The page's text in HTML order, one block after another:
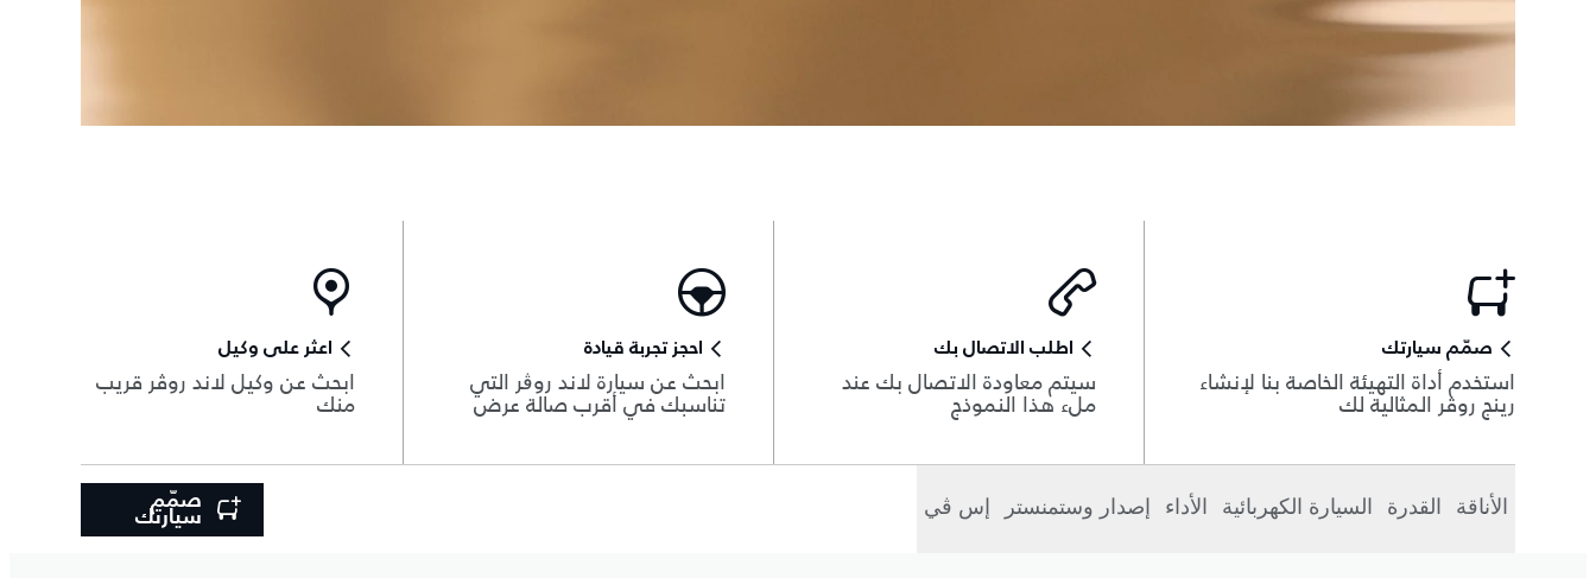
صمّم سيارتك
استخدم أداة التهيئة الخاصة بنا لإنشاء
رينج روڤر المثالية لك
اطلب الاتصال بك
سيتم معاودة الاتصال بك عند
ملء هذا النموذج
احجز تجربة قيادة
ابحث عن سيارة لاند روڨر التي
تناسبك في أقرب صالة عرض
اعثر على وكيل
ابحث عن وكيل لاند روڤر قريب
منك
الأناقة القدرة السيارة الكهربائية الأداء إصدار وستمنستر إس ڤي صمّم
سيارتك